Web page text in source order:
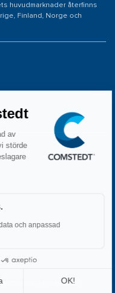
huvudmarknader återfinns
Finland, Norge och
FÖRBEHÅLLS.